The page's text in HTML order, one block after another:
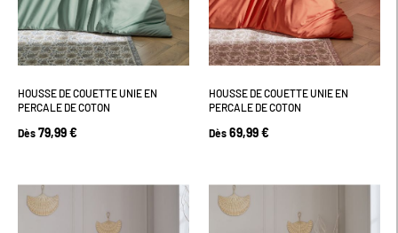
HOUSSE DE COUETTE UNIE EN
PERCALE DE COTON
Dès 79,99 €
HOUSSE DE COUETTE UNIE EN
PERCALE DE COTON
Dès 69,99 €